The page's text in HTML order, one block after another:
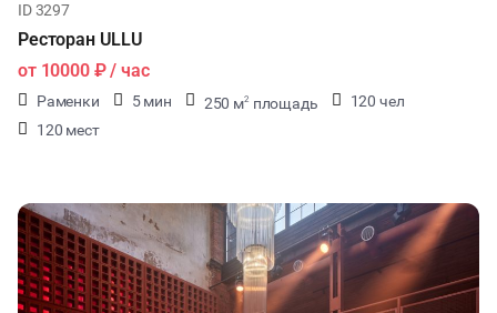
ID 3297
Ресторан ULLU
от 10000 ₽/ час
Раменки 5 мин 250 м2 площадь
120 чел
120 мест